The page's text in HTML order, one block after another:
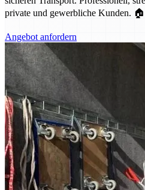
private und gewerbliche Kunden. 🏠
Angebot anfordern